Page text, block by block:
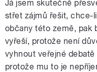
Já jsem skutečně
střet zájmů řešit, chce-
občany této země, pak
vyřeší, protože není
vyhnout veřejné
protože mu to je